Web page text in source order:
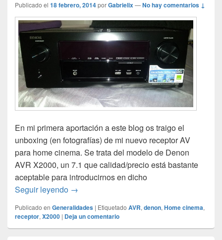
Publicado el 18 febrero, 2014porGabrielix—No hay comentarios ↓
En mi primera aportación a este blog os traigo el
unboxing (en fotografías) de mi nuevo receptor AV
para home cinema. Se trata del modelo de Denon
AVR X2000, un 7.1 que calidad/precio está bastante
aceptable para introducirnos en dicho
Seguir leyendo DENON AVR X2000: UNBOXING
→
Publicado en Generalidades | Etiquetado AVR, denon, Home cinema,
receptor, X2000 | Deja un comentario